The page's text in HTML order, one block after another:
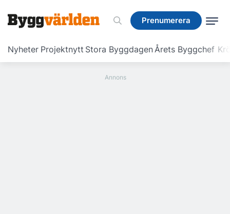
Prenumerera
Nyheter Projektnytt Stora ByggdagenÅrets Byggchef
Prenumerera